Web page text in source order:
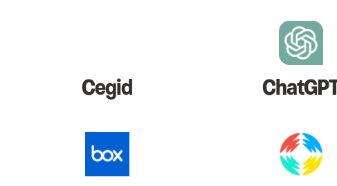
Cegid